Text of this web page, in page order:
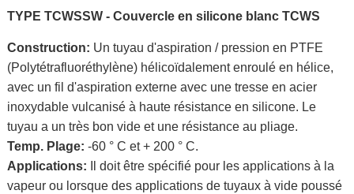
TYPE TCWSSW - Couvercle en silicone blanc TCWS
Construction: Un tuyau d'aspiration / pression en PTFE
(Polytétrafluoréthylène) hélicoïdalement enroulé en hélice,
avec un fil d'aspiration externe avec une tresse en acier
inoxydable vulcanisé à haute résistance en silicone. Le
tuyau a un très bon vide et une résistance au pliage.
Temp. Plage: -60 ° C et + 200 ° C.
Applications: Il doit être spécifié pour les applications à la
vapeur ou lorsque des applications de tuyaux à vide poussé